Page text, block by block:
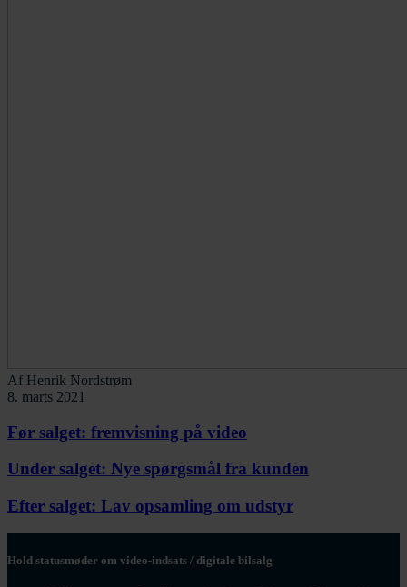
Af Henrik Nordstrøm
8. marts 2021
Før salget: fremvisning på video
Under salget: Nye spørgsmål fra kunden
Efter salget: Lav opsamling om udstyr
Hold statusmøder om video-indsats / digitale bilsalg